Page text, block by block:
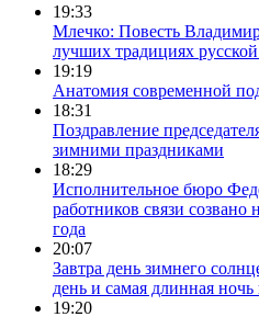
19:33
Млечко: Повесть
лучших традициях
19:19
Анатомия современной
18:31
Поздравление
зимними праздниками
18:29
Исполнительное бюро
работников связи созвано
года
20:07
Завтра день зимнего
день и самая длинная ночь
19:20